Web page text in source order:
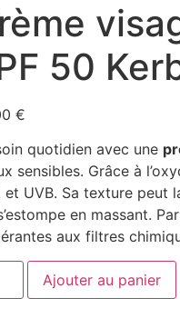
50
€
quotidien avec une
sensibles. Grâce à
et UVB. Sa texture peut
en massant.
aux filtres
Ajouter au panier